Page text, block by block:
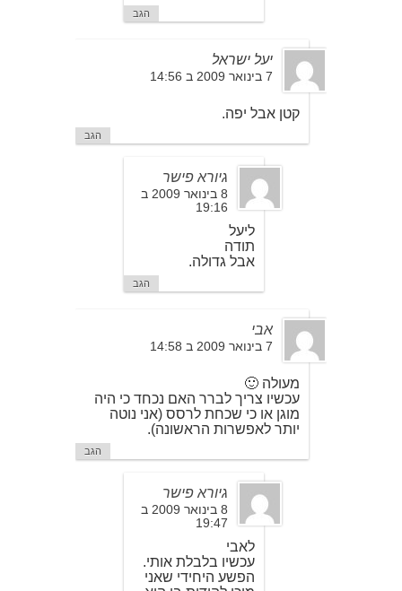
הגב
יעל ישראל
7 בינואר 2009 ב 14:56
קטן אבל יפה.
הגב
גיורא פישר
8 בינואר 2009 ב
19:16
ליעל
תודה
אבל גדולה.
הגב
אבי
7 בינואר 2009 ב 14:58
מעולה 🙂
עכשיו צריך לברר האם נכחד כי היה
מוגן או כי שכחת לרסס (אני נוטה
יותר לאפשרות הראשונה).
הגב
גיורא פישר
8 בינואר 2009 ב
19:47
לאבי
עכשיו בלבלת אותי.
הפשע היחידי שאני